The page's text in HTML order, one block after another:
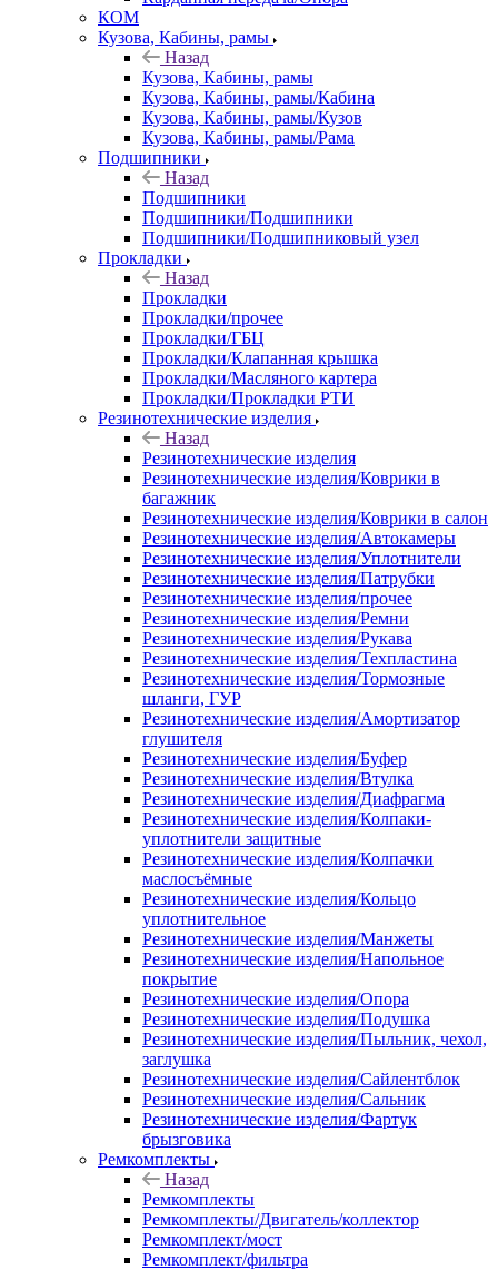
КОМ
Кузова, Кабины, рамы
Назад
Кузова, Кабины, рамы
Кузова, Кабины, рамы/Кабина
Кузова, Кабины, рамы/Кузов
Кузова, Кабины, рамы/Рама
Подшипники
Назад
Подшипники
Подшипники/Подшипники
Подшипники/Подшипниковый узел
Прокладки
Назад
Прокладки
Прокладки/прочее
Прокладки/ГБЦ
Прокладки/Клапанная крышка
Прокладки/Масляного картера
Прокладки/Прокладки РТИ
Резинотехнические изделия
Назад
Резинотехнические изделия
Резинотехнические изделия/Коврики в
багажник
Резинотехнические изделия/Коврики в салон
Резинотехнические изделия/Автокамеры
Резинотехнические изделия/Уплотнители
Резинотехнические изделия/Патрубки
Резинотехнические изделия/прочее
Резинотехнические изделия/Ремни
Резинотехнические изделия/Рукава
Резинотехнические изделия/Техпластина
Резинотехнические изделия/Тормозные
шланги, ГУР
Резинотехнические изделия/Амортизатор
глушителя
Резинотехнические изделия/Буфер
Резинотехнические изделия/Втулка
Резинотехнические изделия/Диафрагма
Резинотехнические изделия/Колпаки-
уплотнители защитные
Резинотехнические изделия/Колпачки
маслосъёмные
Резинотехнические изделия/Кольцо
уплотнительное
Резинотехнические изделия/Манжеты
Резинотехнические изделия/Напольное
покрытие
Резинотехнические изделия/Опора
Резинотехнические изделия/Подушка
Резинотехнические изделия/Пыльник, чехол,
заглушка
Резинотехнические изделия/Сайлентблок
Резинотехнические изделия/Сальник
Резинотехнические изделия/Фартук
брызговика
Ремкомплекты
Назад
Ремкомплекты
Ремкомплекты/Двигатель/коллектор
Ремкомплект/мост
Ремкомплект/фильтра